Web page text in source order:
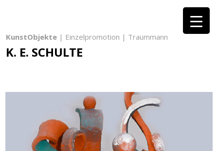
KunstObjekte | Einzelpromotion | Traummann
K. E. SCHULTE